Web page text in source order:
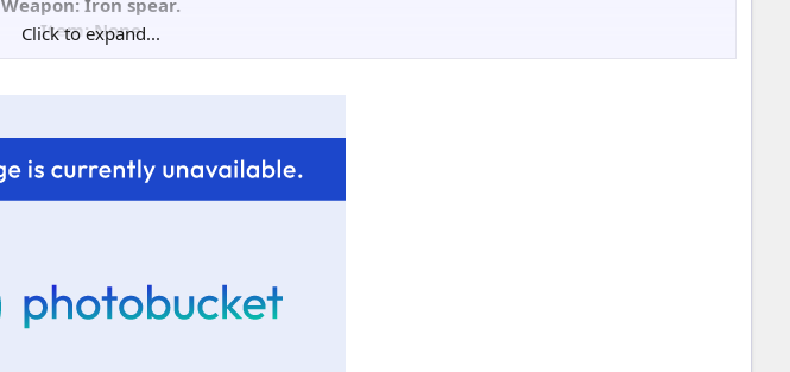
Weapon: Iron spear.
Item: None
Skill: None​
Click to expand...